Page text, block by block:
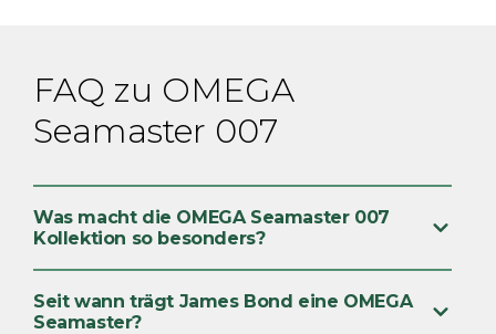
FAQ zu OMEGA
Seamaster 007
Was macht die OMEGA Seamaster 007
Kollektion so besonders?
Seit wann trägt James Bond eine OMEGA
Seamaster?